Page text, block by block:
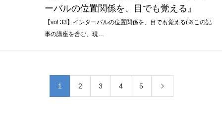
ーバルの位置関係を、目でも覚える』
【vol.33】インターバルの位置関係を、目でも覚える(※この記
事の講座を含む、現…
1 2 3 4 5